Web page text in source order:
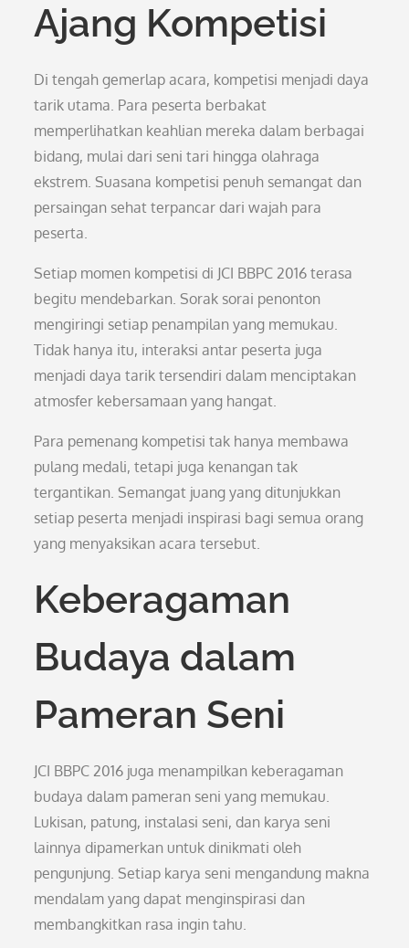
Ajang Kompetisi
Di tengah gemerlap acara, kompetisi menjadi daya
tarik utama. Para peserta berbakat
memperlihatkan keahlian mereka dalam berbagai
bidang, mulai dari seni tari hingga olahraga
ekstrem. Suasana kompetisi penuh semangat dan
persaingan sehat terpancar dari wajah para
peserta.
Setiap momen kompetisi di JCI BBPC 2016 terasa
begitu mendebarkan. Sorak sorai penonton
mengiringi setiap penampilan yang memukau.
Tidak hanya itu, interaksi antar peserta juga
menjadi daya tarik tersendiri dalam menciptakan
atmosfer kebersamaan yang hangat.
Para pemenang kompetisi tak hanya membawa
pulang medali, tetapi juga kenangan tak
tergantikan. Semangat juang yang ditunjukkan
setiap peserta menjadi inspirasi bagi semua orang
yang menyaksikan acara tersebut.
Keberagaman
Budaya dalam
Pameran Seni
JCI BBPC 2016 juga menampilkan keberagaman
budaya dalam pameran seni yang memukau.
Lukisan, patung, instalasi seni, dan karya seni
lainnya dipamerkan untuk dinikmati oleh
pengunjung. Setiap karya seni mengandung makna
mendalam yang dapat menginspirasi dan
membangkitkan rasa ingin tahu.